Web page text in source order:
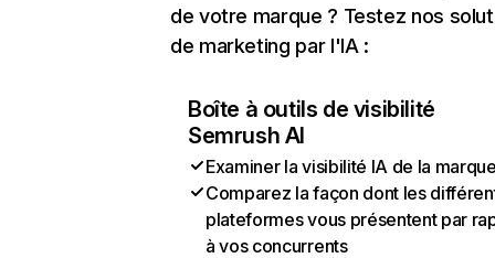
de votre marque ? Testez nos
de marketing par l'IA :
Boîte à outils de visibilité
Semrush AI
Examiner la visibilité IA de la
Comparez la façon dont les
plateformes vous présentent par
à vos concurrents